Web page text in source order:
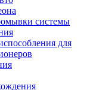
системы
для